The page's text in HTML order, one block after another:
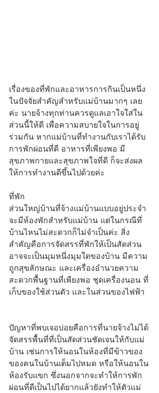
เรื่องของที่พักและอาหารการกินเป็นหนึ่ง
ในปัจจัยสำคัญสำหรับแม่บ้านมากๆ เลย
ค่ะ นายจ้างทุกท่านควรดูแลเอาใจใส่ใน
ส่วนนี้ให้ดี เพื่อความสบายใจในการอยู่
ร่วมกัน หากแม่บ้านที่ทำงานกับเราได้รับ
การพักผ่อนที่ดี อาหารที่เพียงพอ มี
สุขภาพกายและสุขภาพใจที่ดี ก็จะส่งผล
ให้การทำงานดีขึ้นไปด้วยค่ะ
ที่พัก
ส่วนใหญ่บ้านที่จ้างแม่บ้านแบบอยู่ประจำ
จะมีห้องพักสำหรับแม่บ้าน แต่ในกรณีที่
บ้านไหนไม่สะดวกก็ไม่จำเป็นค่ะ สิ่ง
สำคัญคือการจัดสรรที่พักให้เป็นสัดส่วน
อาจจะเป็นมุมหนึ่งมุมใดของบ้าน มีความ
ถูกสุขลักษณะ และเครื่องอำนวยความ
สะดวกพื้นฐานที่เพียงพอ ชุดเครื่องนอน ที่
เก็บของใช้ส่วนตัว และในส่วนของไฟฟ้า
ปัญหาที่พบเจอบ่อยคือการที่นายจ้างไม่ได้
จัดสรรพื้นที่ที่เป็นสัดส่วนชัดเจนให้กับแม่
บ้าน เช่นการให้นอนในห้องที่มีข้าวของ
ของคนในบ้านเต็มไปหมด หรือให้นอนใน
ห้องรับแขก ซึ่งนอกจากจะทำให้การพัก
ผ่อนที่ดีเป็นไปได้ยากแล้วยังทำให้ตัวแม่